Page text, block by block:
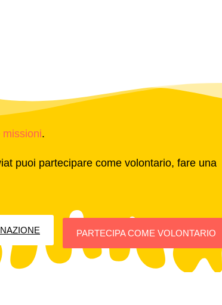
missioni.
puoi partecipare come volontario, fare una
PARTECIPA COME VOLONTARIO